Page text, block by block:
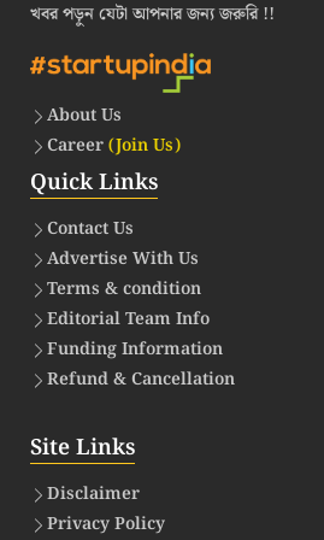
খবর পড়ুন যেটা আপনার জন্য জরুরি !!
About Us
Career(Join Us)
Quick Links
Contact Us
Advertise With Us
Terms & condition
Editorial Team Info
Funding Information
Refund & Cancellation
Site Links
Disclaimer
Privacy Policy